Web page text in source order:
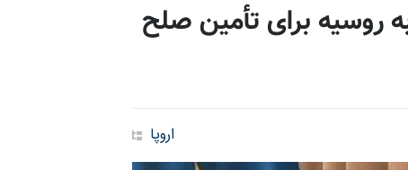
روسیه برای تأمین صلح
اروپا